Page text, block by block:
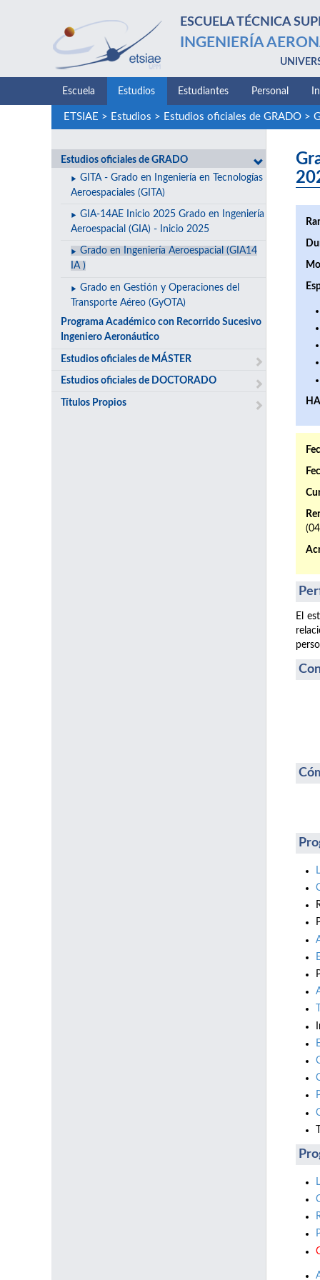
ESCUELA TÉCNICA
INGENIERÍA
Escuela Estudios Estudiantes Personal
ETSIAE > Estudios > Estudios oficiales de GRADO>
Estudios oficiales de GRADO
GITA - Grado en Ingeniería en Tecnologías
Aeroespaciales (GITA)
GIA-14AE Inicio 2025 Grado en Ingeniería
Aeroespacial (GIA) - Inicio 2025
Grado en Ingeniería Aeroespacial (GIA14
IA )
Grado en Gestión y Operaciones del
Transporte Aéreo (GyOTA)
Programa Académico con Recorrido Sucesivo
Ingeniero Aeronáutico
Estudios oficiales de MÁSTER
Estudios oficiales de DOCTORADO
Títulos Propios
El